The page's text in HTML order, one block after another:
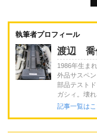
執筆者プロフィール
渡辺 喬
1986年生ま
外品サスペ
部品テスト
ガシィ。壊れ
記事一覧は